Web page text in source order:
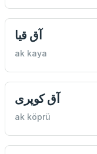
آق قيا
ak kaya
آق كوپری
ak köprü